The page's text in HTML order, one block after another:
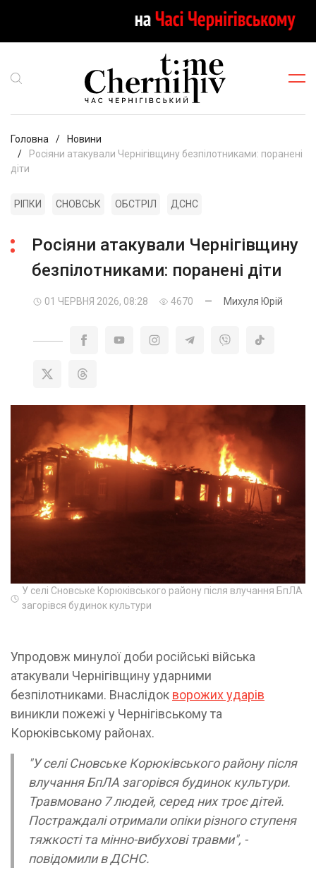
Головна
Новини
Росіяни атакували Чернігівщину безпілотниками: поранені
діти
РІПКИ СНОВСЬК ОБСТРІЛ ДСНС
Росіяни атакували Чернігівщину
безпілотниками: поранені діти
01 ЧЕРВНЯ 2026, 08:28 4670 — Михуля Юрій
У селі Сновське Корюківського району після влучання БпЛА
загорівся будинок культури
Упродовж минулої доби російські війська
атакували Чернігівщину ударними
безпілотниками. Внаслідок ворожих ударів
виникли пожежі у Чернігівському та
Корюківському районах.
"У селі Сновське Корюківського району після
влучання БпЛА загорівся будинок культури.
Травмовано 7 людей, серед них троє дітей.
Постраждалі отримали опіки різного ступеня
тяжкості та мінно-вибухові травми", -
повідомили в ДСНС.